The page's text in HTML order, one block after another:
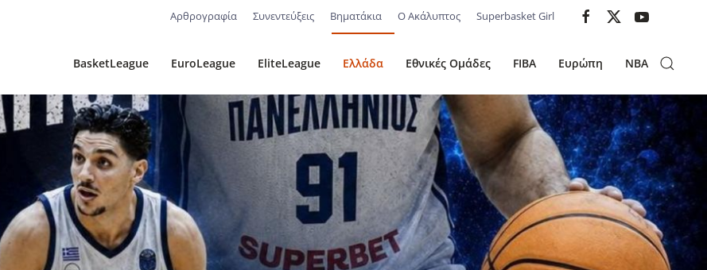
Αρθρογραφία Συνεντεύξεις Βηματάκια Ο Ακάλυπτος Superbasket Girl
BasketLeague EuroLeague EliteLeague Ελλάδα Εθνικές Ομάδες FIBA Ευρώπη NBA